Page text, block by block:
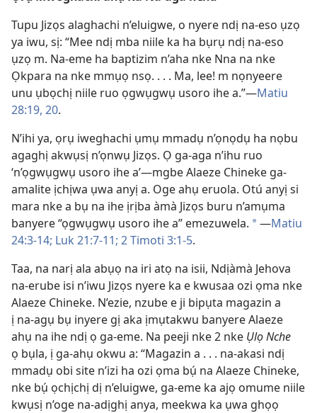
Tupu Jizọs alaghachi n’eluigwe, o nyere ndị na-eso ụzọ
ya iwu, sị: “Mee ndị mba niile ka ha bụrụ ndị na-eso
ụzọ m. Na-eme ha baptizim n’aha nke Nna na nke
Ọkpara na nke mmụọ nsọ. . . . Ma, lee! m nọnyeere
unu ụbọchị niile ruo ọgwụgwụ usoro ihe a.”—Matiu
28:19, 20.
N’ihi ya, ọrụ iweghachi ụmụ mmadụ n’ọnọdụ ha nọbu
agaghị akwụsị n’ọnwụ Jizọs. Ọ ga-aga n’ihu ruo
‘n’ọgwụgwụ usoro ihe a’—mgbe Alaeze Chineke ga-
amalite ịchịwa ụwa anyị a. Oge ahụ eruola. Otú anyị si
mara nke a bụ na ihe ịrịba àmà Jizọs buru n’amụma
banyere “ọgwụgwụ usoro ihe a” emezuwela. *—Matiu
24:3-14; Luk 21:7-11; 2 Timoti 3:1-5.
Taa, na narị ala abụọ na iri atọ na isii, Ndịàmà Jehova
na-erube isi n’iwu Jizọs nyere ka e kwusaa ozi ọma nke
Alaeze Chineke. N’ezie, nzube e ji bipụta magazin a
ị na-agụ bụ inyere gị aka ịmụtakwu banyere Alaeze
ahụ na ihe ndị ọ ga-eme. Na peeji nke 2 nke Ụlọ Nche
ọ bụla, ị ga-ahụ okwu a: “Magazin a . . . na-akasi ndị
mmadụ obi site n’izi ha ozi ọma bụ́ na Alaeze Chineke,
nke bụ́ ọchịchị dị n’eluigwe, ga-eme ka ajọ omume niile
kwụsị n’oge na-adịghị anya, meekwa ka ụwa ghọọ